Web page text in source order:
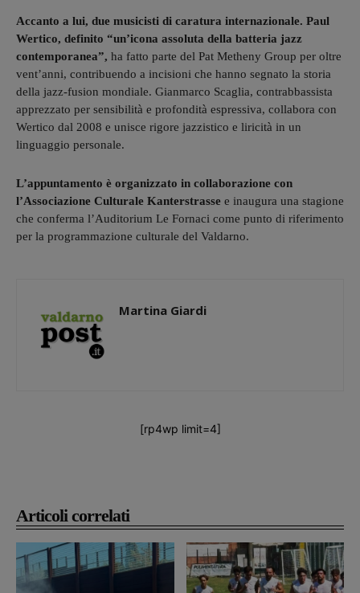
Articoli correlati
Accanto a lui, due musicisti di caratura internazionale. Paul
Wertico, definito “un’icona assoluta della batteria jazz
contemporanea”, ha fatto parte del Pat Metheny Group per oltre
vent’anni, contribuendo a incisioni che hanno segnato la storia
della jazz-fusion mondiale. Gianmarco Scaglia, contrabbassista
apprezzato per sensibilità e profondità espressiva, collabora con
Wertico dal 2008 e unisce rigore jazzistico e liricità in un
linguaggio personale.
L’appuntamento è organizzato in collaborazione con
l’Associazione Culturale Kanterstrasse e inaugura una stagione
che conferma l’Auditorium Le Fornaci come punto di riferimento
per la programmazione culturale del Valdarno.
Martina Giardi
[rp4wp limit=4]